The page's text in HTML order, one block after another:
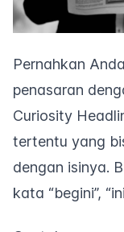
Pernahkan
penasaran
Curiosity
tertentu yang
dengan isinya.
kata “begini”,